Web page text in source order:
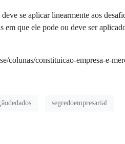
se aplicar linearmente aos
em que ele pode ou deve ser
constituicao-empresa-e-
segredoempresarial